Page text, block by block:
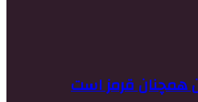
همچنان قرمز است